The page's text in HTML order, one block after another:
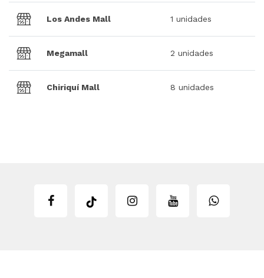
Los Andes Mall 1 unidades
Megamall 2 unidades
Chiriquí Mall 8 unidades